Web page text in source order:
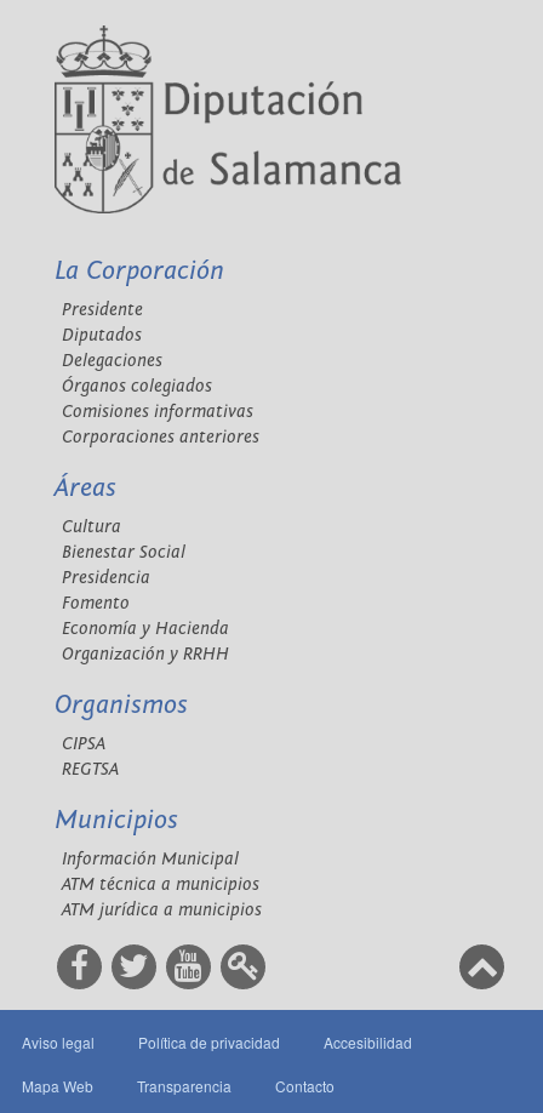
La Corporación
Presidente
Diputados
Delegaciones
Órganos colegiados
Comisiones informativas
Corporaciones anteriores
Áreas
Cultura
Bienestar Social
Presidencia
Fomento
Economía y Hacienda
Organización y RRHH
Organismos
CIPSA
REGTSA
Municipios
Información Municipal
ATM técnica a municipios
ATM jurídica a municipios
Aviso legal Política de privacidad Accesibilidad
Mapa Web Transparencia Contacto